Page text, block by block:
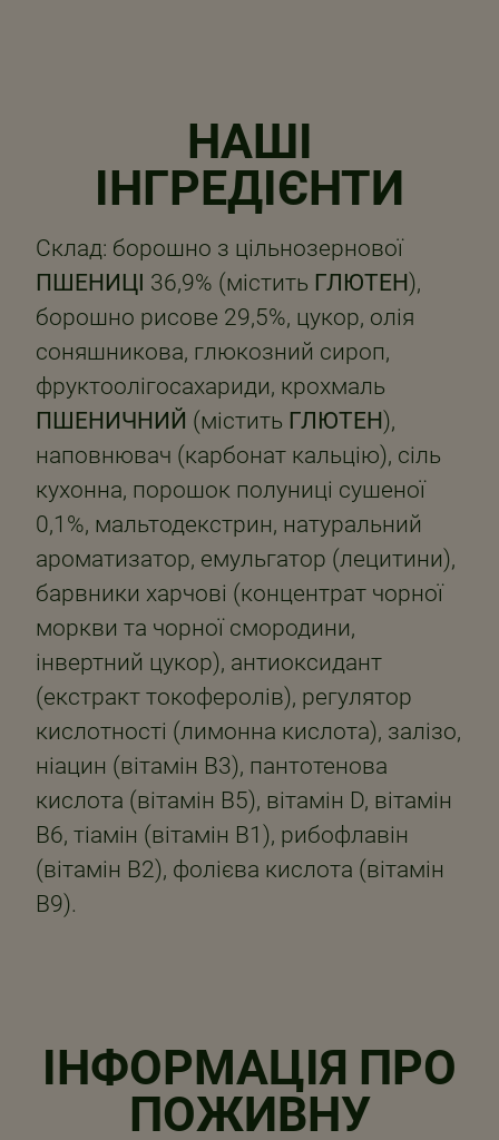
НАШІ
ІНГРЕДІЄНТИ
Склад: борошно з цільнозернової
ПШЕНИЦІ 36,9% (містить ГЛЮТЕН),
борошно рисове 29,5%, цукор, олія
соняшникова, глюкозний сироп,
фруктоолігосахариди, крохмаль
ПШЕНИЧНИЙ (містить ГЛЮТЕН),
наповнювач (карбонат кальцію), сіль
кухонна, порошок полуниці сушеної
0,1%, мальтодекстрин, натуральний
ароматизатор, емульгатор (лецитини),
барвники харчові (концентрат чорної
моркви та чорної смородини,
інвертний цукор), антиоксидант
(екстракт токоферолів), регулятор
кислотності (лимонна кислота), залізо,
ніацин (вітамін В3), пантотенова
кислота (вітамін В5), вітамін D, вітамін
В6, тіамін (вітамін В1), рибофлавін
(вітамін В2), фолієва кислота (вітамін
В9).
ІНФОРМАЦІЯ ПРО
ПОЖИВНУ